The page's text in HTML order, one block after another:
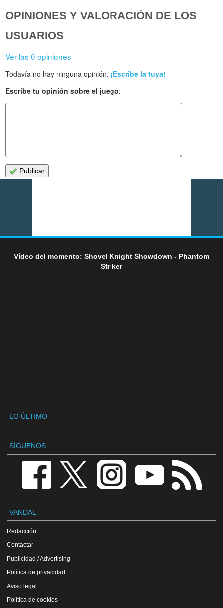
OPINIONES Y VALORACIÓN DE LOS
USUARIOS
Ver las 0 opiniones
Todavía no hay ninguna opinión. ¡Escribe la tuya!
Escribe tu opinión sobre el juego:
Publicar
Vídeo del momento: Shovel Knight Showdown - Phantom
Striker
LO ÚLTIMO
SÍGUENOS
VANDAL
Redacción
Contactar
Publicidad / Advertising
Política de privacidad
Aviso legal
Política de cookies